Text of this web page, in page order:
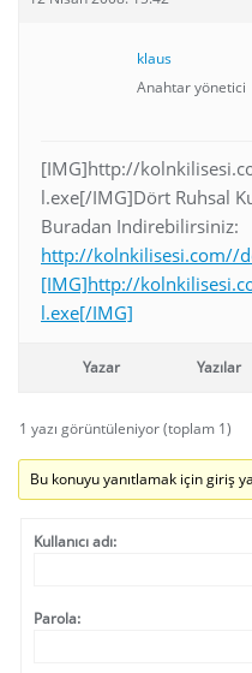
klaus
Anahtar yönetici
[IMG]http://
l.exe[/IMG]Dört Ruhsal
Buradan Indirebilirsiniz:
http://kolnkilisesi.com//
[IMG]http://
l.exe[/IMG]
Yazar Yazılar
1 yazı görüntüleniyor (toplam 1)
Bu konuyu yanıtlamak için giriş
Kullanıcı adı:
Parola: